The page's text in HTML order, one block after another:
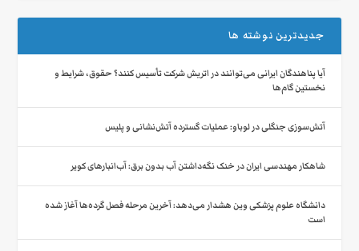
جدیدترین نوشته ها
آیا پناهندگان ایرانی می‌توانند در اتریش شرکت تأسیس کنند؟ حقوق، شرایط و
نخستین گام‌ها
آتش‌سوزی جنگلی در لوباو: عملیات گسترده آتش‌نشانی و پلیس
شاهکار مهندسی ایران در خنک نگه‌داشتن آب بدون برق: آب‌انبارهای کویر
دانشگاه علوم پزشکی وین هشدار می‌دهد: آخرین مرحله فصل گرده‌ها آغاز شده
است